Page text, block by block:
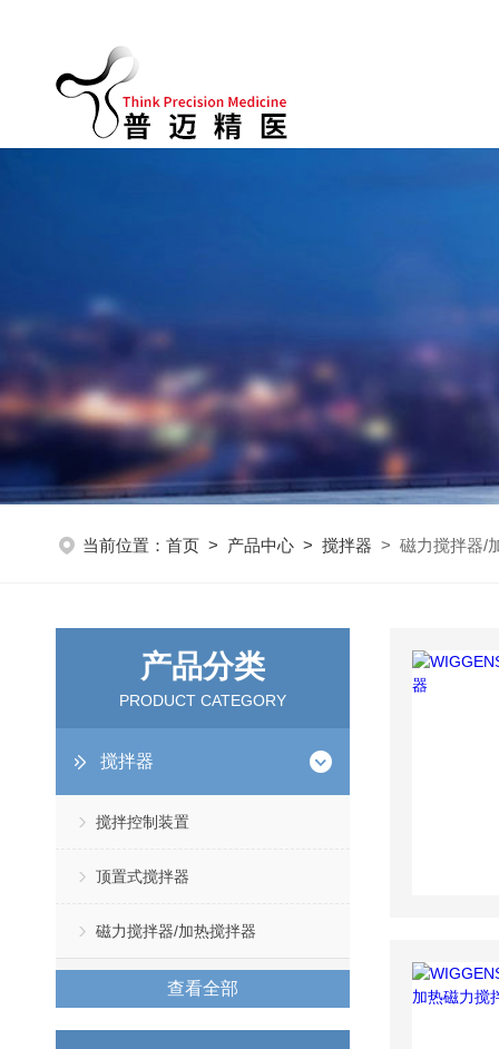
当前位置： 首页 > 产品中心 > 搅拌器 > 磁力搅拌器/
产品分类
PRODUCT CATEGORY
搅拌器
搅拌控制装置
顶置式搅拌器
磁力搅拌器/加热搅拌器
查看全部